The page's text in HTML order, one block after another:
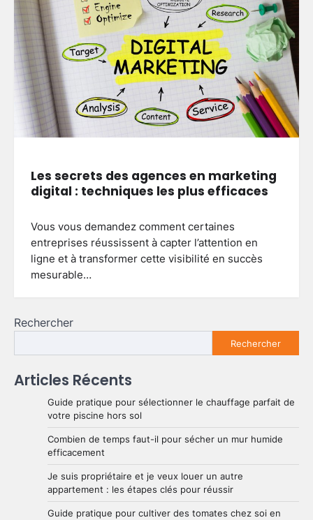
Les secrets des agences en marketing
digital : techniques les plus efficaces
Vous vous demandez comment certaines
entreprises réussissent à capter l’attention en
ligne et à transformer cette visibilité en succès
mesurable…
Rechercher
Rechercher
Articles Récents
Guide pratique pour sélectionner le chauffage parfait de
votre piscine hors sol
Combien de temps faut-il pour sécher un mur humide
efficacement
Je suis propriétaire et je veux louer un autre
appartement : les étapes clés pour réussir
Guide pratique pour cultiver des tomates chez soi en